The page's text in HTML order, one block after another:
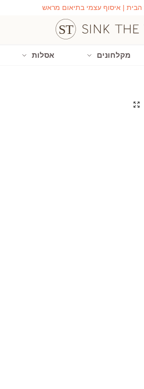
הבית | איסוף עצמי בתיאום מראש
מקלחונים אסלות